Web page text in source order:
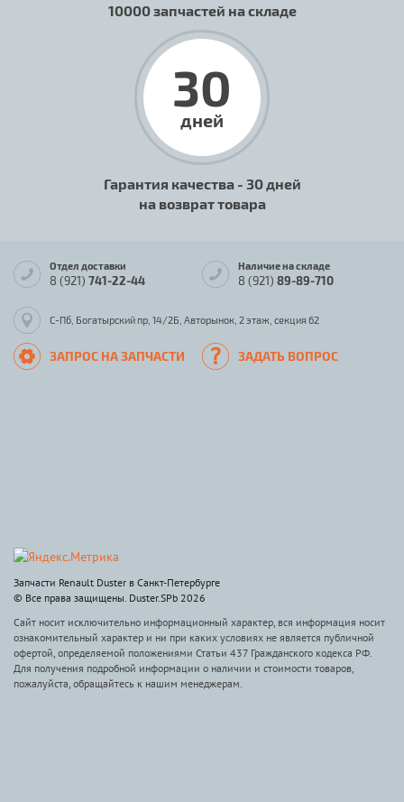
10000 запчастей на складе
30
дней
Гарантия качества - 30 дней
на возврат товара
Отдел доставки
8 (921) 741-22-44
Наличие на складе
8 (921) 89-89-710
С-Пб, Богатырский пр, 14/2Б, Авторынок, 2 этаж, секция 62
ЗАПРОС НА ЗАПЧАСТИ ЗАДАТЬ ВОПРОС
Запчасти Renault Duster в Санкт-Петербурге
© Все права защищены. Duster.SPb 2026
Сайт носит исключительно информационный характер, вся информация носит
ознакомительный характер и ни при каких условиях не является публичной
офертой, определяемой положениями Статьи 437 Гражданского кодекса РФ.
Для получения подробной информации о наличии и стоимости товаров,
пожалуйста, обращайтесь к нашим менеджерам.